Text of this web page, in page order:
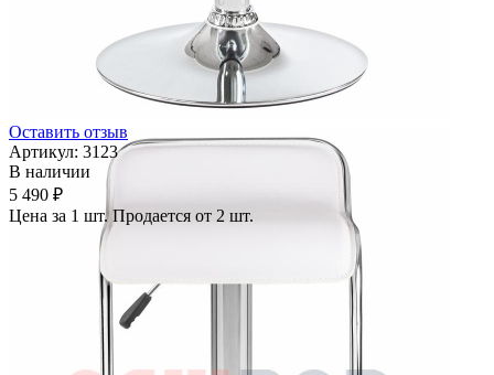
Оставить отзыв
Артикул: 3123
В наличии
5 490 ₽
Цена за 1 шт. Продается от 2 шт.